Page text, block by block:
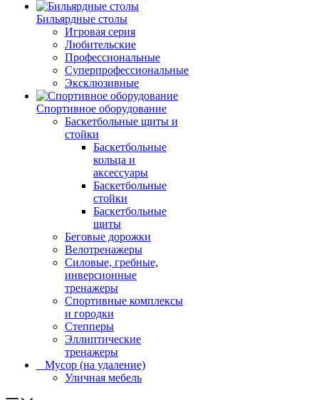
Бильярдные столы
Игровая серия
Любительские
Профессиональные
Суперпрофессиональные
Эксклюзивные
Спортивное оборудование
Баскетбольные щиты и
стойки
Баскетбольные
кольца и
аксессуары
Баскетбольные
стойки
Баскетбольные
щиты
Беговые дорожки
Велотренажеры
Силовые, гребные,
инверсионные
тренажеры
Спортивные комплексы
и городки
Степперы
Эллиптические
тренажеры
_ Мусор (на удаление)
Уличная мебель